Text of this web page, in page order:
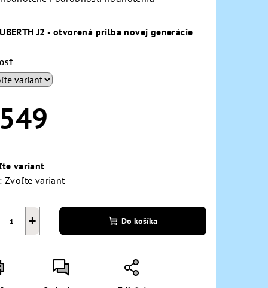
J2 - otvorená prilba novej generácie
variant
Zvoľte variant
+ Do košíka